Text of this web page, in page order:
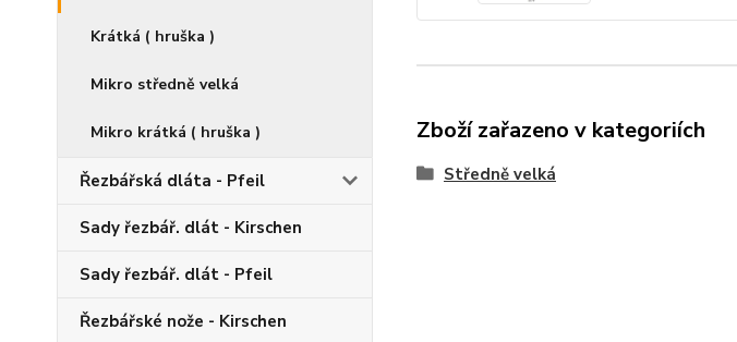
Krátká ( hruška )
Mikro středně velká
Mikro krátká ( hruška )
Řezbářská dláta - Pfeil
Sady řezbář. dlát - Kirschen
Sady řezbář. dlát - Pfeil
Řezbářské nože - Kirschen
Zboží zařazeno v kategoriích
Středně velká